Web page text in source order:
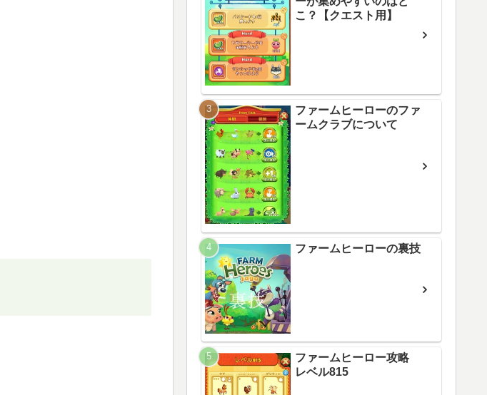
こ？【クエスト用】
ファームヒーローのファ
ームクラブについて
ファームヒーローの裏技
ファームヒーロー攻略
レベル815